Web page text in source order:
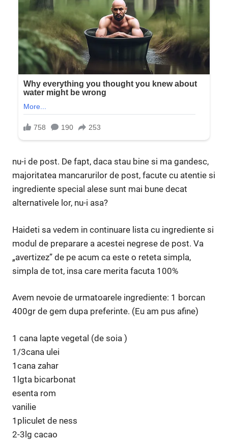
nu-i de post. De fapt, daca stau bine si ma gandesc,
majoritatea mancarurilor de post, facute cu atentie si
ingrediente special alese sunt mai bune decat
alternativele lor, nu-i asa?
Haideti sa vedem in continuare lista cu ingrediente si
modul de preparare a acestei negrese de post. Va
„avertizez” de pe acum ca este o reteta simpla,
simpla de tot, insa care merita facuta 100%
Avem nevoie de urmatoarele ingrediente: 1 borcan
400gr de gem dupa preferinte. (Eu am pus afine)
1 cana lapte vegetal (de soia )
1/3cana ulei
1cana zahar
1lgta bicarbonat
esenta rom
vanilie
1pliculet de ness
2-3lg cacao